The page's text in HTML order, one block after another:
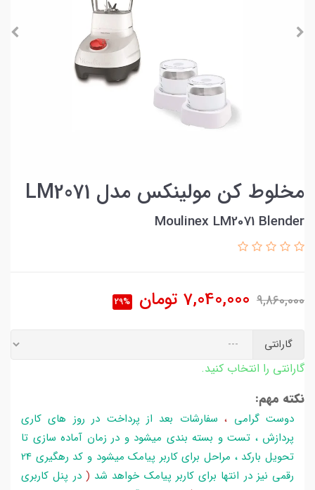
مخلوط کن مولینکس مدل LM2071
Moulinex LM2071 Blender
9,860,000
7,040,000 تومان 29%
گارانتی
گارانتی را انتخاب کنید.
نکته مهم:
دوست گرامی ،سفارشات بعد از پرداخت در روز های کاری
پردازش ، تست و بسته بندی میشود و در زمان آماده سازی تا
تحویل بارکد ، مراحل برای کاربر پیامک میشود و کد رهگیری 24
رقمی نیز در انتها برای کاربر پیامک خواهد شد ( در پنل کاربری